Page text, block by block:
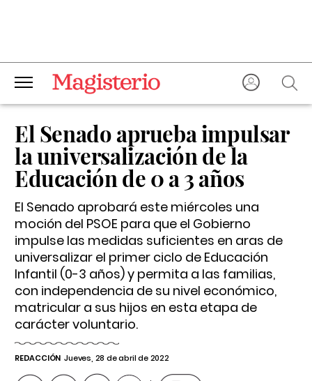
El Senado aprueba impulsar
la universalización de la
Educación de 0 a 3 años
El Senado aprobará este miércoles una
moción del PSOE para que el Gobierno
impulse las medidas suficientes en aras de
universalizar el primer ciclo de Educación
Infantil (0-3 años) y permita a las familias,
con independencia de su nivel económico,
matricular a sus hijos en esta etapa de
carácter voluntario.
REDACCIÓN Jueves, 28 de abril de 2022